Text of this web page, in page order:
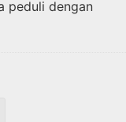
peduli dengan